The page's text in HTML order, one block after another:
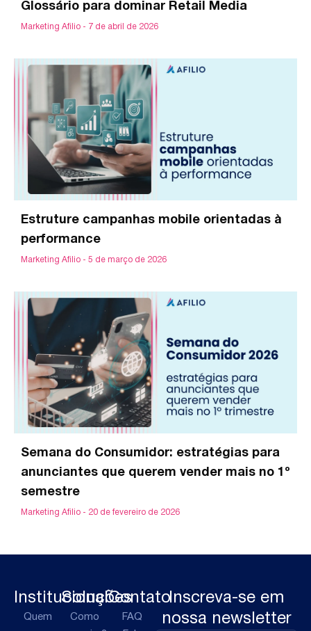
Glossário para dominar Retail Media
Marketing Afilio 7 de abril de 2026
Estruture campanhas mobile orientadas à
performance
Marketing Afilio 5 de março de 2026
Semana do Consumidor: estratégias para
anunciantes que querem vender mais no 1º
semestre
Marketing Afilio 20 de fevereiro de 2026
Institucional
Quem
Soluções
Como
Contato
FAQ
Inscreva-se em
nossa newsletter